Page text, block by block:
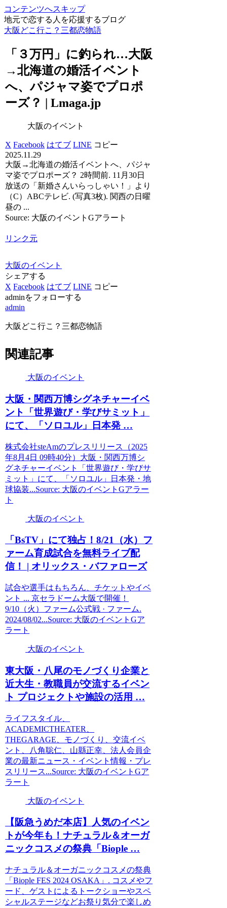
コンテンツへスキップ
地元で恋する人を応援するブログ
大阪どこ行こ？三都恋物語
「３万円」に釣られ…大阪
→北海道の婚活イベント
へ、パジャマ姿でプロポ
ーズ？ | Lmaga.jp
大阪のイベント
X Facebook はてブ LINE コピー
2025.11.29
大阪→北海道の婚活イベントへ、パジャ
マ姿でプロポーズ？ 2時間前. 11月30日
放送の「新婚さんいらっしゃい！」より
（C）ABCテレビ. (写真3枚). 関西の日曜
昼の ...
Source: 大阪のイベントGアラート
リンク元
大阪のイベント
シェアする
X Facebook はてブ LINE コピー
adminをフォローする
admin
大阪どこ行こ？三都恋物語
関連記事
大阪のイベント
大阪 ・関西万博シグネチャーイベ
ント
「世界遊び・学びサミット」
にて、「ソロユル」日本発 …
株式会社steAmのプレスリリース（2025
年8月4日 09時40分）大阪・関西万博シ
グネチャーイベント「世界遊び・学びサ
ミット」にて、「ソロユル」日本発・地
球協装...Source: 大阪のイベントGアラー
ト
大阪のイベント
「BsTV」にて独占！8/21（水）フ
ァーム育成試合を無料ライブ配
信！ | オリックス・バファローズ
試合や選手はもちろん、チケットやイベ
ント ... 京セラドーム大阪で開催！
9/10（火）ファーム公式戦 · ファーム.
2024/08/02...Source: 大阪のイベントGア
ラート
大阪のイベント
東大阪 ・八尾のモノづくり企業と
近大生・教職員が交流するイベン
ト プロジェクトや施設の活用 …
ライフスタイル、
ACADEMICTHEATER、
THEGARAGE、モノづくり、交流イベ
ント、八角聡仁、山縣正幸、法人会員企
業の最新ニュース・イベント情報・プレ
スリリース...Source: 大阪のイベントGア
ラート
大阪のイベント
【阪急うめだ本店】人気のイベン
トが今年も！ナチュラル＆オーガ
ニックコスメの祭典「Biople …
ナチュラル＆オーガニックコスメの祭典
「Biople FES 2024 OSAKA」. コスメやフ
ード、ゲストによるトークショーやスペ
シャルステージなどお祭り気分で楽しめ